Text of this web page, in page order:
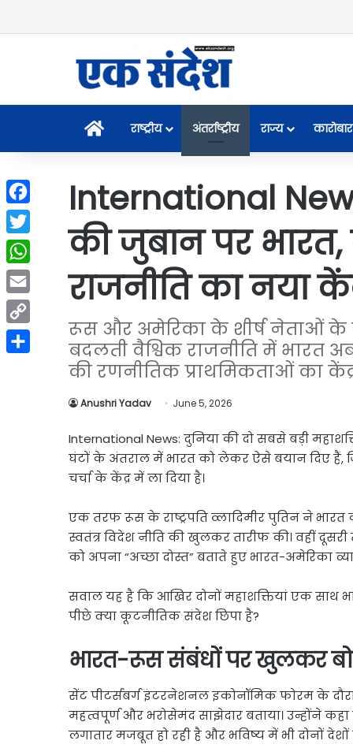
Homeराष्ट्रीय अंतर्राष्ट्रीय राज्य कारोबार
International
की जुबान पर भारत,
राजनीति का नया
रूस और अमेरिका के शीर्ष नेताओं के
बदलती वैश्विक राजनीति में भारत
की रणनीतिक प्राथमिकताओं का
Anushri Yadav June 5, 2026
International News: दुनिया की दो सबसे बड़ी
घंटों के अंतराल में भारत को लेकर ऐसे बयान दिए हैं,
चर्चा के केंद्र में ला दिया है।
एक तरफ रूस के राष्ट्रपति व्लादिमीर पुतिन ने
स्वतंत्र विदेश नीति की खुलकर तारीफ की। वहीं दूसरी
को अपना “अच्छा दोस्त” बताते हुए भारत-अमेरिका
सवाल यह है कि आखिर दोनों महाशक्तियां एक साथ
पीछे क्या कूटनीतिक संदेश छिपा है?
भारत-रूस संबंधों पर खुलकर
सेंट पीटर्सबर्ग इंटरनेशनल इकोनॉमिक फोरम के
महत्वपूर्ण और भरोसेमंद साझेदार बताया। उन्होंने
लगातार मजबूत हो रही है और भविष्य में भी दोनों
Facebook
Twitter
WhatsApp
Email
Copy
Link